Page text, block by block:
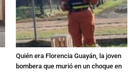
Quién era Florencia Guayán, la joven
bombera que murió en un choque en